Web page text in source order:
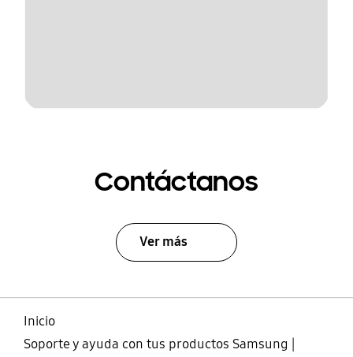
Contáctanos
Ver más
Inicio
Soporte y ayuda con tus productos Samsung |